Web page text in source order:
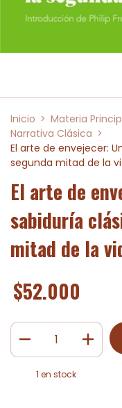
Inicio > Materia
Narrativa Clásica >
El arte de envejecer:
segunda mitad de la
El arte de
sabiduría
mitad de la
$52.000
1 en stock